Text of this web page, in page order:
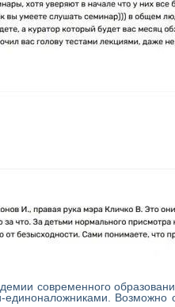
современного
Возможно